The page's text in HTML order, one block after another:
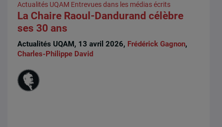
Actualités UQAM Entrevues dans les médias écrits
La Chaire Raoul-Dandurand célèbre
ses 30 ans
Actualités UQAM, 13 avril 2026, Frédérick Gagnon,
Charles-Philippe David